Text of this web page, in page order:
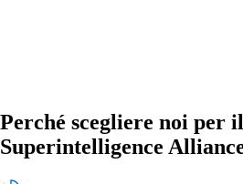
Perché scegliere noi per
Superintelligence